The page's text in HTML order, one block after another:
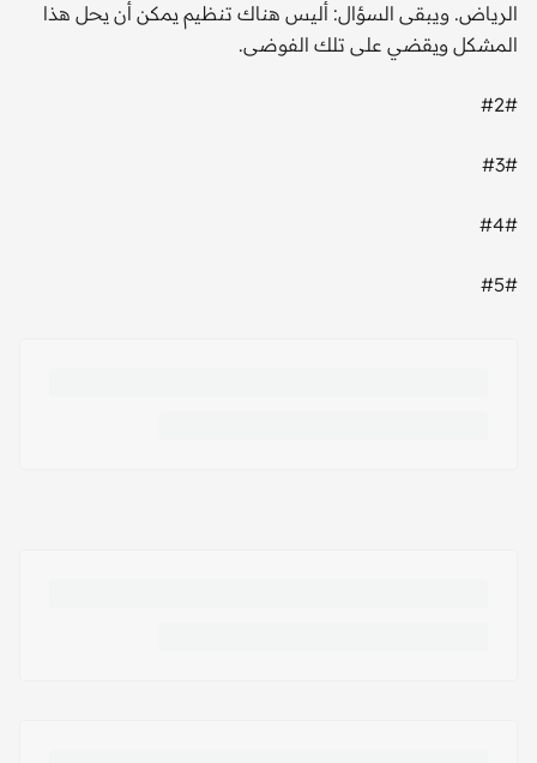
الرياض. ويبقى السؤال: أليس هناك تنظيم يمكن أن يحل هذا
المشكل ويقضي على تلك الفوضى.
#2#
#3#
#4#
#5#